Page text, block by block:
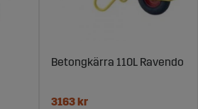
Betongkärra 110L Ravendo
3163 kr